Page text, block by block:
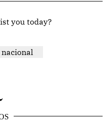
you today?
nacional